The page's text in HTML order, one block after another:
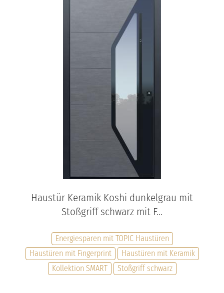
Haustür Keramik Koshi dunkelgrau mit
Stoßgriff schwarz mit F...
Energiesparen mit TOPIC Haustüren
Haustüren mit Fingerprint
Haustüren mit Keramik
Kollektion SMART
Stoßgriff schwarz